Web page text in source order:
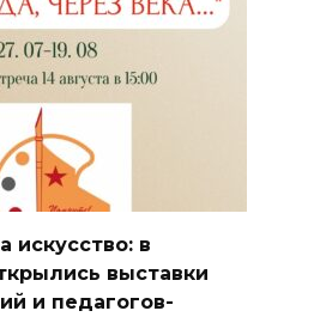
искусство: в
выставки
и педагогов-